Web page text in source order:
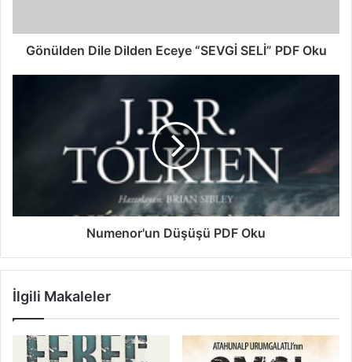
Gönülden Dile Dilden Eceye “SEVGİ SELİ” PDF Oku
Numenor'un Düşüşü PDF Oku
İlgili Makaleler